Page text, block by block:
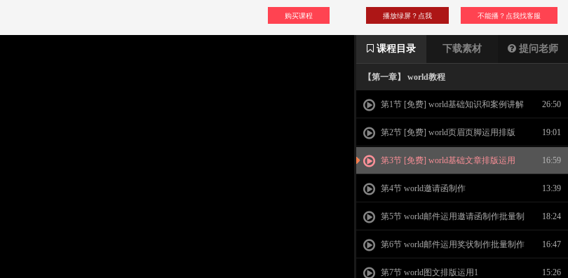
购买课程 不能播？点我找客服
播放绿屏？点我
课程目录 下载素材 提问老师
【第一章】 world教程
第1节 [免费] world基础知识和案例讲解 26:50
第2节 [免费] world页眉页脚运用排版 19:01
第3节 [免费] world基础文章排版运用 16:59
第4节 world邀请函制作 13:39
第5节 world邮件运用邀请函制作批量制
作信函
18:24
第6节 world邮件运用奖状制作批量制作
信函
16:47
第7节 world图文排版运用1 15:26